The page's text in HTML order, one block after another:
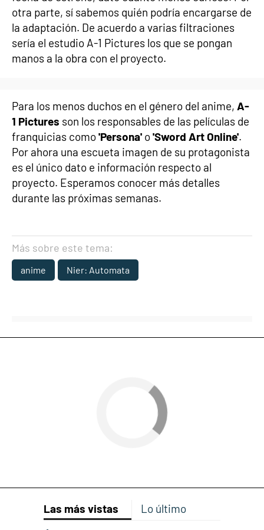
otra parte, sí sabemos quién podría encargarse de
la adaptación. De acuerdo a varias filtraciones
sería el estudio A-1 Pictures los que se pongan
manos a la obra con el proyecto.
Para los menos duchos en el género del anime, A-
1 Pictures son los responsables de las películas de
franquicias como'Persona' o'Sword Art Online'.
Por ahora una escueta imagen de su protagonista
es el único dato e información respecto al
proyecto. Esperamos conocer más detalles
durante las próximas semanas.
Más sobre este tema:
anime Nier: Automata
Las más vistas Lo último